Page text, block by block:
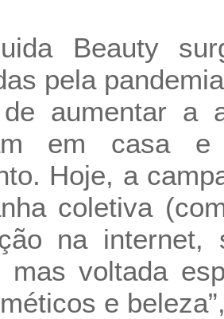
Beauty
pela
aumentar a
em casa e
Hoje, a
coletiva
na
mas voltada
e